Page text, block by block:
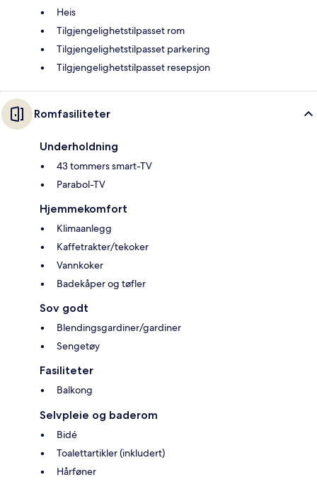
Heis
Tilgjengelighetstilpasset rom
Tilgjengelighetstilpasset parkering
Tilgjengelighetstilpasset resepsjon
Romfasiliteter
Underholdning
43 tommers smart-TV
Parabol-TV
Hjemmekomfort
Klimaanlegg
Kaffetrakter/tekoker
Vannkoker
Badekåper og tøfler
Sov godt
Blendingsgardiner/gardiner
Sengetøy
Fasiliteter
Balkong
Selvpleie og baderom
Bidé
Toalettartikler (inkludert)
Hårføner